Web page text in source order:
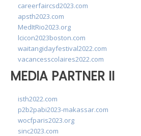
careerfaircsd2023.com
apsth2023.com
MedItRio2023.org
lcicon2023boston.com
waitangidayfestival2022.com
vacancesscolaires2022.com
MEDIA PARTNER II
isth2022.com
p2b2pabi2023-makassar.com
wocfparis2023.org
sinc2023.com